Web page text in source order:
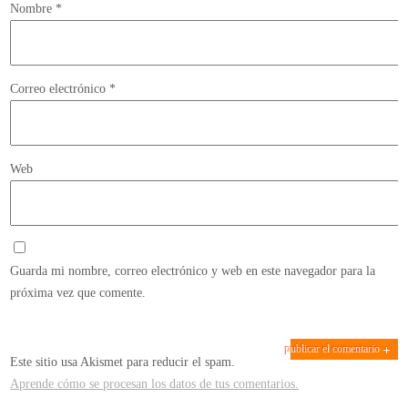
Nombre *
Correo electrónico *
Web
Guarda mi nombre, correo electrónico y web en este navegador para la
próxima vez que comente.
Este sitio usa Akismet para reducir el spam.
Aprende cómo se procesan los datos de tus comentarios.